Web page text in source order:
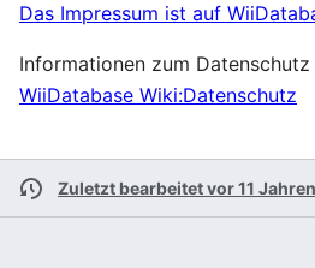
Das Impressum ist auf
Informationen zum
WiiDatabase Wiki:Datenschutz
Zuletzt bearbeitet vor 11 Jahren